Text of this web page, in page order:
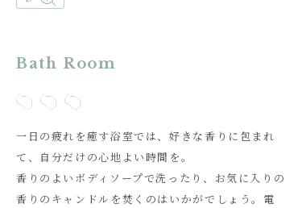
Bath Room
一日の疲れを癒す浴室では、好きな香りに包まれ
て、自分だけの心地よい時間を。
香りのよいボディソープで洗ったり、お気に入りの
香りのキャンドルを焚くのはいかがでしょう。電